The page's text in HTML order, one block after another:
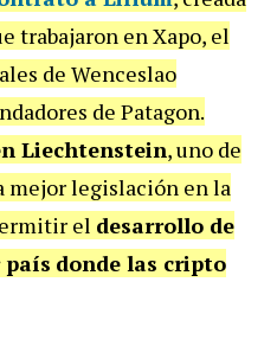
trabajaron en Xapo, el
de Wenceslao
de Patagon.
Liechtenstein, uno de
mejor legislación en la
el desarrollo de
país donde las cripto